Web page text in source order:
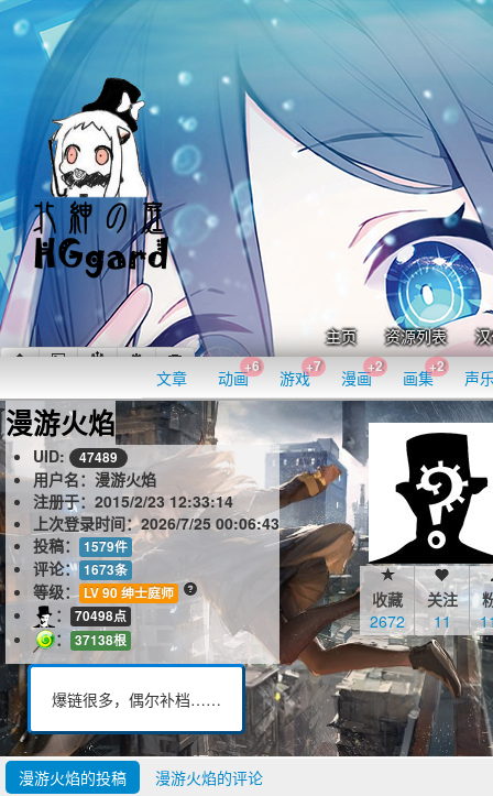
主页 资源列表
文章 动画
+6
游戏
+7
漫画
+2
画集
+2
声
收藏
2672
关注
11
漫游火焰
UID: 47489
用户名：漫游火焰
注册于： 2015/2/23 12:33:14
上次登录时间：2026/7/25 00:06:43
投稿：
1579件
评论： 1673条
等级： LV 90 绅士庭师
： 70498点
： 37138根
爆链很多，偶尔补档……
漫游火焰的投稿 漫游火焰的评论